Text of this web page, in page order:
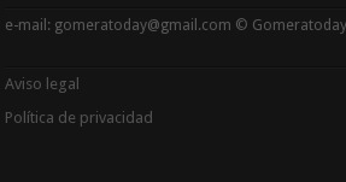
e-mail: gomeratoday@gmail.com ©
Aviso legal
Política de privacidad